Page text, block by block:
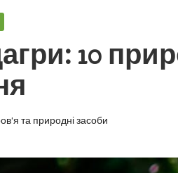
10
та природні засоби